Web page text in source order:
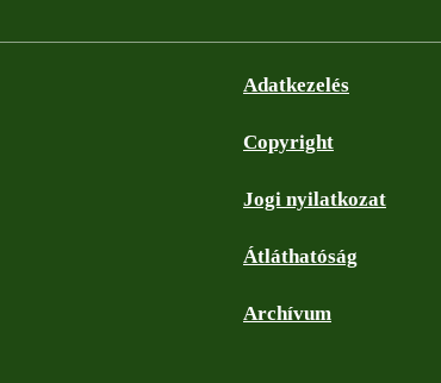
Adatkezelés
Copyright
Jogi nyilatkozat
Átláthatóság
Archívum